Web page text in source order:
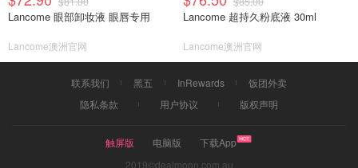
Lancome 眼部卸妆液 眼唇专用
Lancome澳洲官网
Lancome 超持久粉底液 30ml
Lancome澳洲官网
联系我们 黑五 InRewards
饭团外卖
隐私条款
用户协议 版权声明
触屏版 电脑版
下载App
2019©dealmoon.com.au